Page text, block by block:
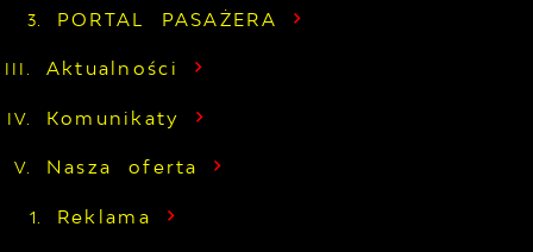
PORTAL PASAŻERA
Aktualności
Komunikaty
Nasza oferta
Reklama